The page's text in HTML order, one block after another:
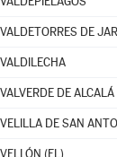
VALDETORRES DE
VALDILECHA
VALVERDE DE ALCALÁ
VELILLA DE SAN
VELLÓN (EL)